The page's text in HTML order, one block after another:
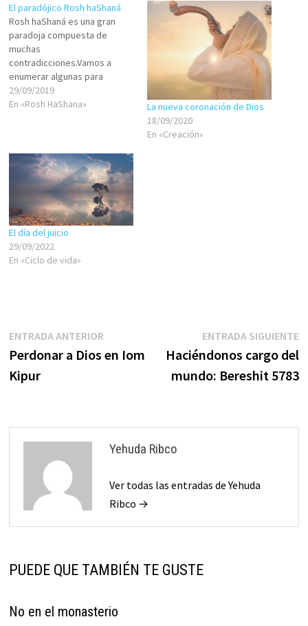
El paradójico Rosh haShaná
Rosh haShaná es una gran
paradoja compuesta de
muchas
contradicciones.Vamos a
enumerar algunas para
conocer mejor esta
importante fecha del
que significa cabeza del año,
lo cual entendemos hace
referencia a ser el comienzo
de un nuevo año.Lo…
29/09/2019
En «Rosh HaShana»
La nueva coronación de Dios
18/09/2020
En «Creación»
El día del juicio
29/09/2022
En «Ciclo de vida»
Navegación
de
entradas
ENTRADA ANTERIOREntrada
anterior:
Perdonar a Dios en Iom
Kipur
ENTRADA SIGUIENTE
Haciéndonos cargo del
mundo: Bereshit 5783
Yehuda Ribco
Ver todas las entradas de Yehuda
Ribco →
PUEDE QUE TAMBIÉN TE GUSTE
No en el monasterio